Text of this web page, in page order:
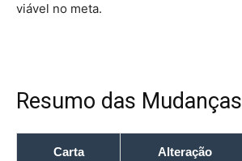
viável no meta.
Resumo das Mudanças
Carta Alteração